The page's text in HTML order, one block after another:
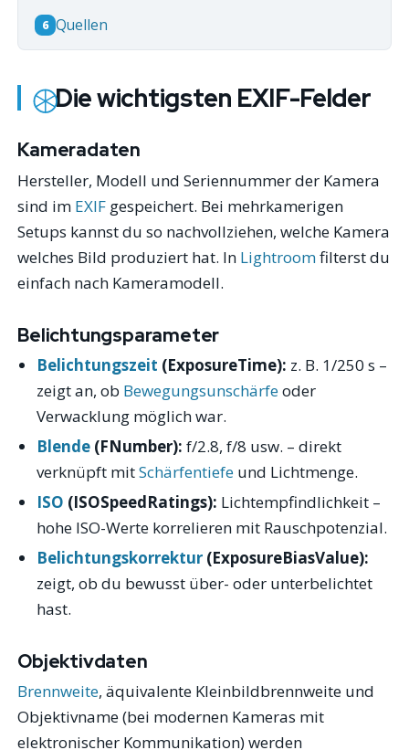
6 Quellen
Die wichtigsten EXIF-Felder
Kameradaten
Hersteller, Modell und Seriennummer der Kamera
sind im EXIF gespeichert. Bei mehrkamerigen
Setups kannst du so nachvollziehen, welche Kamera
welches Bild produziert hat. In Lightroomfilterst du
einfach nach Kameramodell.
Belichtungsparameter
Belichtungszeit (ExposureTime): z. B. 1/250 s –
zeigt an, ob Bewegungsunschärfeoder
Verwacklung möglich war.
Blende(FNumber): f/2.8, f/8 usw. – direkt
verknüpft mitSchärfentiefeund Lichtmenge.
ISO (ISOSpeedRatings): Lichtempfindlichkeit –
hohe ISO-Werte korrelieren mit Rauschpotenzial.
Belichtungskorrektur(ExposureBiasValue):
zeigt, ob du bewusst über- oder unterbelichtet
hast.
Objektivdaten
Brennweite, äquivalente Kleinbildbrennweite und
Objektivname (bei modernen Kameras mit
elektronischer Kommunikation) werden